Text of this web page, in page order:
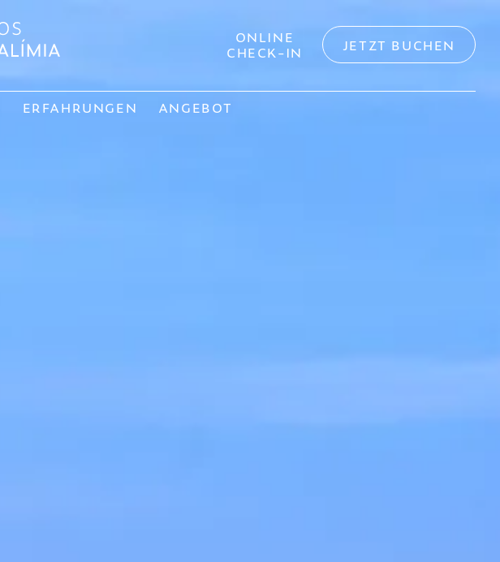
ONLINE
CHECK-IN JETZT BUCHEN
ERFAHRUNGEN ANGEBOT